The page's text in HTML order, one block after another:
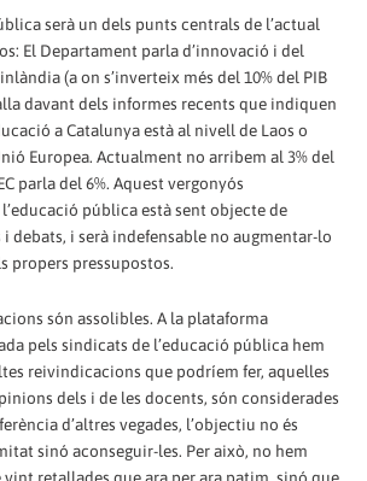
serà un dels punts centrals de l’actual
El Departament parla d’innovació i del
(a on s’inverteix més del 10% del PIB
davant dels informes recents que indiquen
a Catalunya està al nivell de Laos o
Europea. Actualment no arribem al 3% del
parla del 6%. Aquest vergonyós
pública està sent objecte de
debats, i serà indefensable no augmentar-lo
propers pressupostos.
són assolibles. A la plataforma
pels sindicats de l’educació pública hem
reivindicacions que podríem fer, aquelles
dels i de les docents, són considerades
d’altres vegades, l’objectiu no és
sinó aconseguir-les. Per això, no hem
vint retallades que ara per ara patim, sinó que